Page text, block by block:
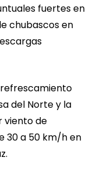
fuertes en
chubascos en
del Norte y la
viento de
30 a 50 km/h en